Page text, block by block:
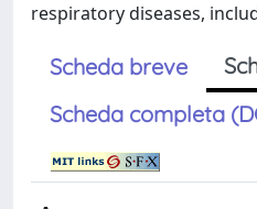
respiratory diseases,
Scheda breve
Scheda completa